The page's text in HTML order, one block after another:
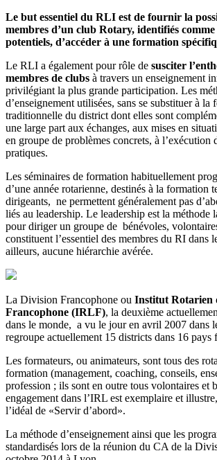
Le but essentiel du RLI est de fournir la
membres d’un club Rotary, identifiés
potentiels, d’accéder à une formation
Le RLI a également pour rôle de susciter
membres de clubs à travers un enseignement
privilégiant la plus grande participation. Les
d’enseignement utilisées, sans se substituer à la
traditionnelle du district dont elles sont
une large part aux échanges, aux mises en
en groupe de problèmes concrets, à l’exécution
pratiques.
Les séminaires de formation habituellement
d’une année rotarienne, destinés à la formation
dirigeants, ne permettent généralement pas
liés au leadership. Le leadership est la méthode
pour diriger un groupe de bénévoles,
constituent l’essentiel des membres du RI dans
ailleurs, aucune hiérarchie avérée.
La Division Francophone ou Institut Rotarien
Francophone (IRLF), la deuxième
dans le monde, a vu le jour en avril 2007 dans
regroupe actuellement 15 districts dans 16 pays
Les formateurs, ou animateurs, sont tous des
formation (management, coaching, conseils,
profession ; ils sont en outre tous volontaires et
engagement dans l’IRL est exemplaire et
l’idéal de «Servir d’abord».
La méthode d’enseignement ainsi que les
standardisés lors de la réunion du CA de la